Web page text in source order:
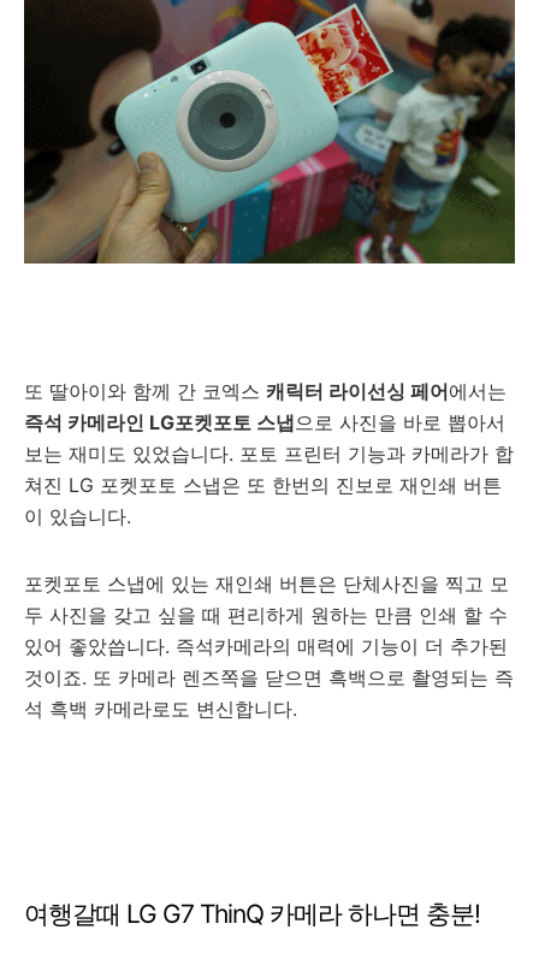
또 딸아이와 함께 간 코엑스 캐릭터 라이선싱 페어에서는
즉석 카메라인 LG포켓포토 스냅으로 사진을 바로 뽑아서
보는 재미도 있었습니다. 포토 프린터 기능과 카메라가 합
쳐진 LG 포켓포토 스냅은 또 한번의 진보로 재인쇄 버튼
이 있습니다.
포켓포토 스냅에 있는 재인쇄 버튼은 단체사진을 찍고 모
두 사진을 갖고 싶을 때 편리하게 원하는 만큼 인쇄 할 수
있어 좋았씁니다. 즉석카메라의 매력에 기능이 더 추가된
것이죠. 또 카메라 렌즈쪽을 닫으면 흑백으로 촬영되는 즉
석 흑백 카메라로도 변신합니다.
여행갈때 LG G7 ThinQ 카메라 하나면 충분!